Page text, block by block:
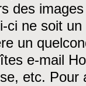
des
ci ne soit
un
e-mail
etc. Pour